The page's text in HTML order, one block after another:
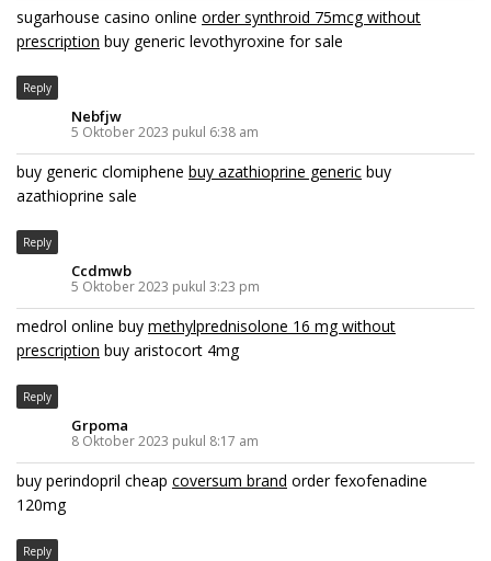
sugarhouse casino online order synthroid 75mcg without
prescription buy generic levothyroxine for sale
Reply
Nebfjw
5 Oktober 2023 pukul 6:38 am
buy generic clomiphene buy azathioprine generic buy
azathioprine sale
Reply
Ccdmwb
5 Oktober 2023 pukul 3:23 pm
medrol online buy methylprednisolone 16 mg without
prescription buy aristocort 4mg
Reply
Grpoma
8 Oktober 2023 pukul 8:17 am
buy perindopril cheap coversum brand order fexofenadine
120mg
Reply